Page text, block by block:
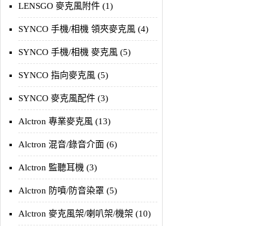
LENSGO 麥克風附件 (1)
SYNCO 手機/相機 領夾麥克風 (4)
SYNCO 手機/相機 麥克風 (5)
SYNCO 指向麥克風 (5)
SYNCO 麥克風配件 (3)
Alctron 專業麥克風 (13)
Alctron 混音/錄音介面 (6)
Alctron 監聽耳機 (3)
Alctron 防噴/防音染罩 (5)
Alctron 麥克風架/喇叭架/機架 (10)